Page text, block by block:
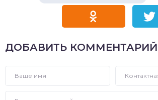
ДОБАВИТЬ КОММЕНТАРИЙ